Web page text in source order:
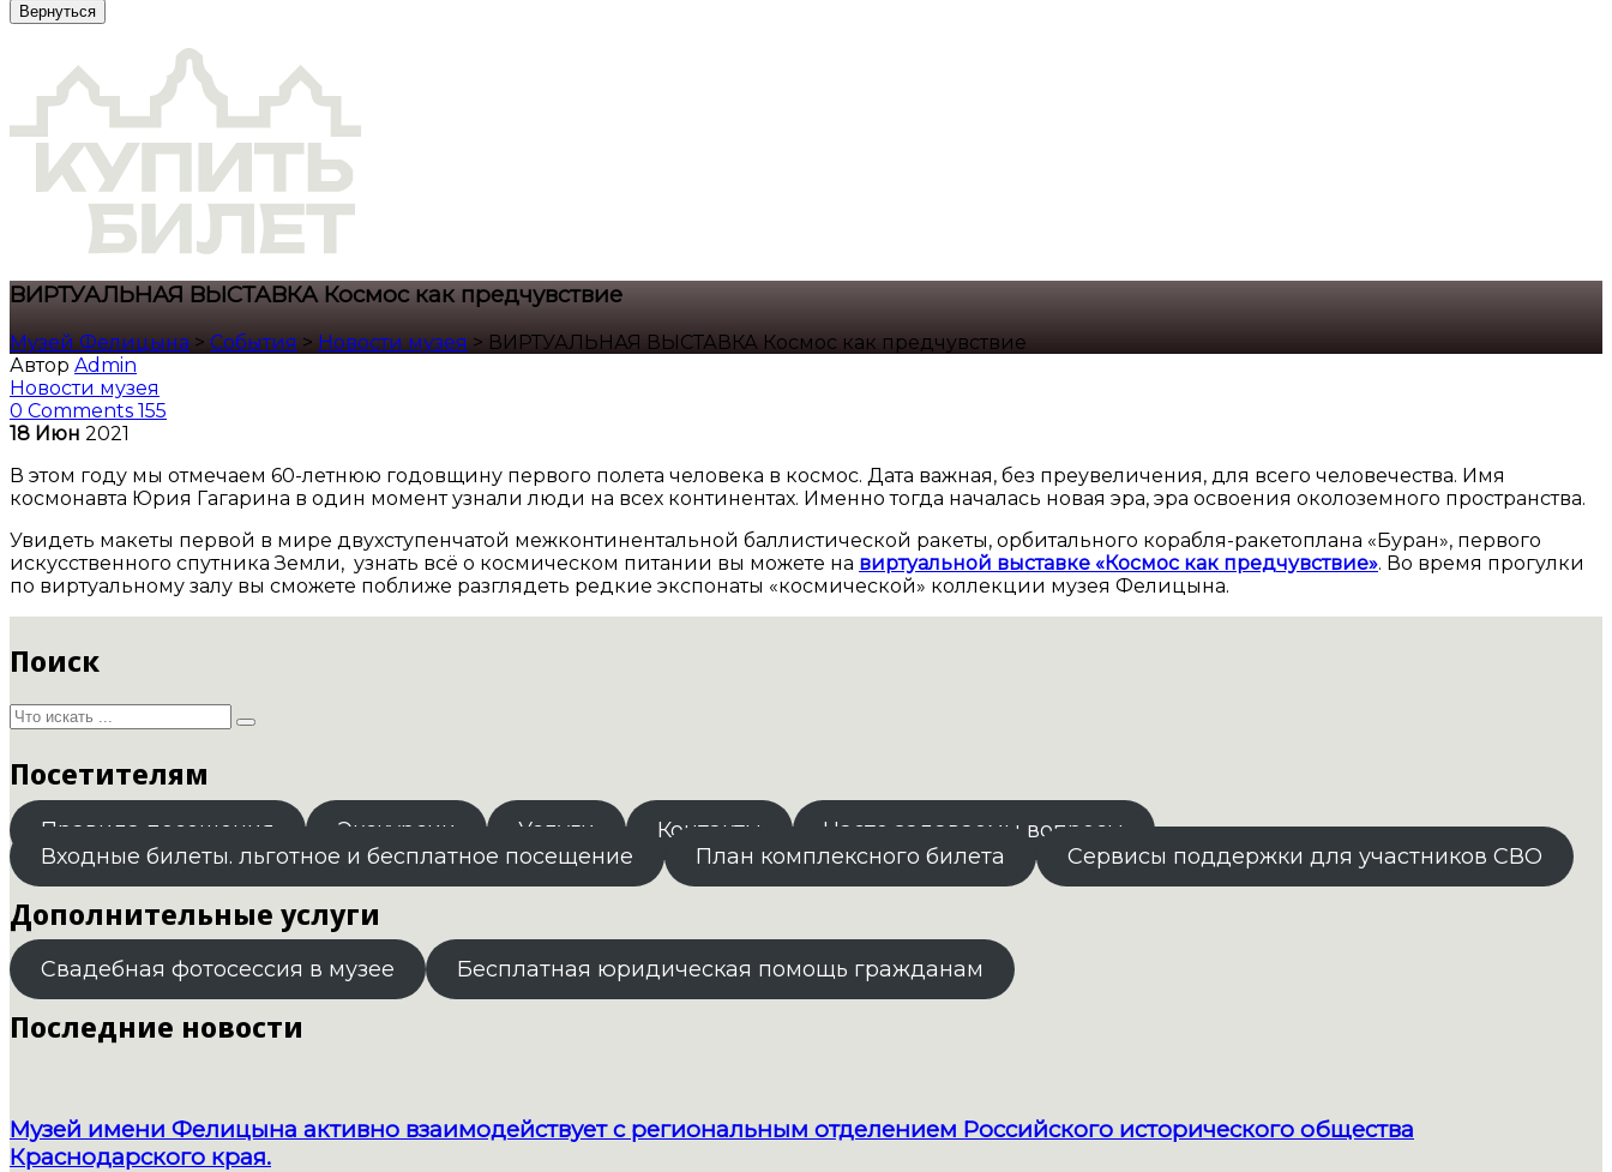
Вернуться
ВИРТУАЛЬНАЯ ВЫСТАВКА Космос как предчувствие
Музей Фелицына > События > Новости музея > ВИРТУАЛЬНАЯ ВЫСТАВКА Космос как предчувствие
Автор Admin
Новости музея
0 Comments 155
18 Июн 2021
В этом году мы отмечаем 60-летнюю годовщину первого полета человека в космос. Дата важная, без преувеличения, для всего человечества. Имя
космонавта Юрия Гагарина в один момент узнали люди на всех континентах. Именно тогда началась новая эра, эра освоения околоземного пространства.
Увидеть макеты первой в мире двухступенчатой межконтинентальной баллистической ракеты, орбитального корабля-ракетоплана «Буран», первого
искусственного спутника Земли, узнать всё о космическом питании вы можете на виртуальной выставке «Космос как предчувствие». Во время прогулки
по виртуальному залу вы сможете поближе разглядеть редкие экспонаты «космической» коллекции музея Фелицына.
Поиск
Посетителям
Правила посещения Экскурсии Услуги Контакты
Часто задаваемы вопросы
Входные билеты. льготное и бесплатное посещение
План комплексного билета Сервисы поддержки для участников СВО
Дополнительные услуги
Свадебная фотосессия в музее Бесплатная юридическая помощь гражданам
Последние новости
Музей имени Фелицына активно взаимодействует с региональным отделением Российского исторического общества
Краснодарского края.